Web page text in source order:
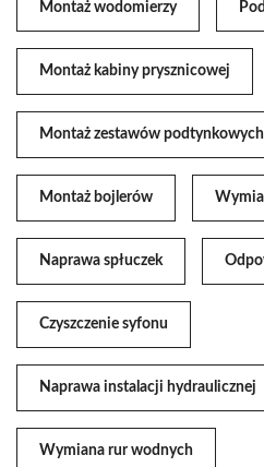
Montaż wodomierzy
Montaż kabiny prysznicowej
Montaż zestawów podtynkowych
Montaż bojlerów
Naprawa spłuczek
Czyszczenie syfonu
Naprawa instalacji hydraulicznej
Wymiana rur wodnych